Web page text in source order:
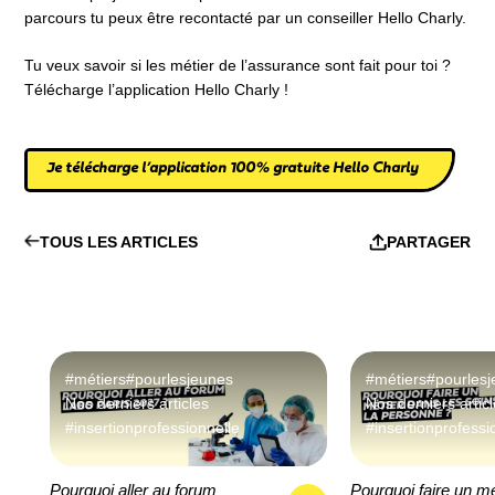
parcours tu peux être recontacté par un conseiller Hello Charly.
Tu veux savoir si les métier de l’assurance sont fait pour toi ?
Télécharge l’application Hello Charly !
Je télécharge l’application 100% gratuite Hello Charly
TOUS LES ARTICLES PARTAGER
#métiers#pourlesjeunes
Nos derniers articles
#insertionprofessionnelle
Pourquoi aller au forum
#métiers
Nos derniers
Pourquoi faire un